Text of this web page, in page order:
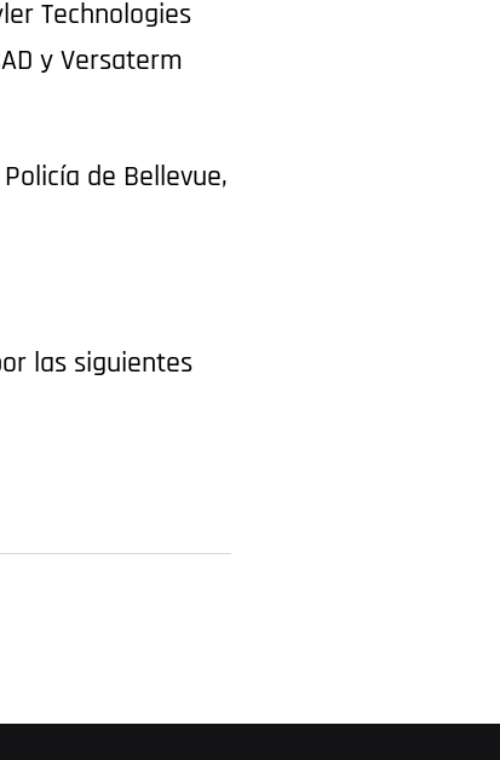
Technologies
y Versaterm
de Bellevue,
las siguientes